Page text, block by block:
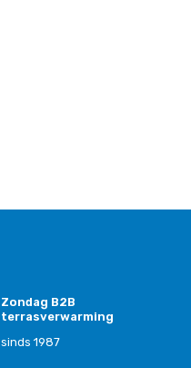
Zondag B2B
terrasverwarming
sinds 1987